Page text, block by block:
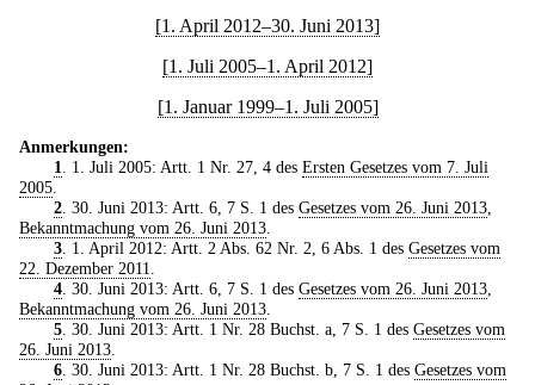
[1. April 2012–30. Juni 2013]
[1. Juli 2005–1. April 2012]
[1. Januar 1999–1. Juli 2005]
Anmerkungen:
1
. 1. Juli 2005: Artt. 1 Nr. 27, 4 des Ersten Gesetzes vom 7. Juli
2005
2. 30. Juni 2013: Artt. 6, 7 S. 1 des Gesetzes vom 26. Juni 2013,
Bekanntmachung vom 26. Juni 2013
3. 1. April 2012: Artt. 2 Abs. 62 Nr. 2, 6 Abs. 1 des Gesetzes vom
22. Dezember 2011
4. 30. Juni 2013: Artt. 6, 7 S. 1 des Gesetzes vom 26. Juni 2013,
Bekanntmachung vom 26. Juni 2013
5. 30. Juni 2013: Artt. 1 Nr. 28 Buchst. a, 7 S. 1 des Gesetzes vom
26. Juni 2013
6. 30. Juni 2013: Artt. 1 Nr. 28 Buchst. b, 7 S. 1 des Gesetzes vom